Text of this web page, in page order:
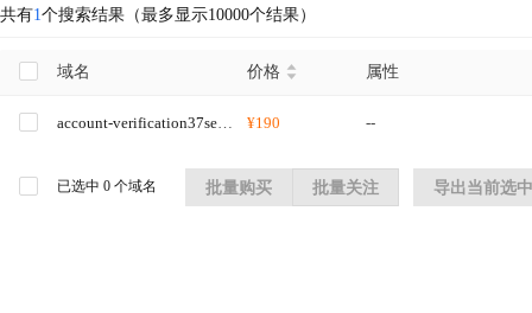
共有1个搜索结果（最多显示10000个结果）
域名 价格 属性
¥190 --
已选中 0 个域名 批量购买 批量关注 导出当前选中